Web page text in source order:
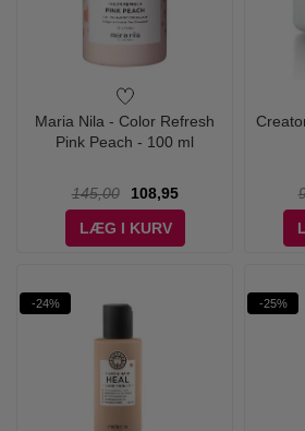
Maria Nila - Color Refresh
Pink Peach - 100 ml
145,00
108,95
LÆG I KURV
-24% -25%